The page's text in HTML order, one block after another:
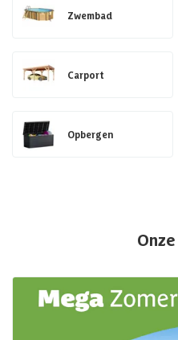
Zwembad
Carport
Opbergen